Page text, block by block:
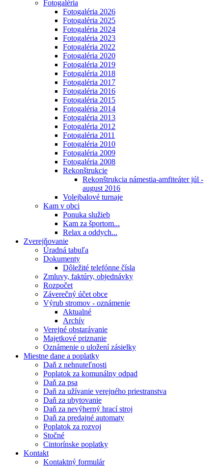
Fotogaléria
Fotogaléria 2026
Fotogaléria 2025
Fotogaléria 2024
Fotogaléria 2023
Fotogaléria 2022
Fotogaléria 2020
Fotogaléria 2019
Fotogaléria 2018
Fotogaléria 2017
Fotogaléria 2016
Fotogaléria 2015
Fotogaléria 2014
Fotogaléria 2013
Fotogaléria 2012
Fotogaléria 2011
Fotogaléria 2010
Fotogaléria 2009
Fotogaléria 2008
Rekonštrukcie
Rekonštrukcia námestia-amfiteáter júl -
august 2016
Volejbalové turnaje
Kam v obci
Ponuka služieb
Kam za športom...
Relax a oddych...
Zverejňovanie
Úradná tabuľa
Dokumenty
Dôležité telefónne čísla
Zmluvy, faktúry, objednávky
Rozpočet
Záverečný účet obce
Výrub stromov - oznámenie
Aktualné
Archív
Verejné obstarávanie
Majetkové priznanie
Oznámenie o uložení zásielky
Miestne dane a poplatky
Daň z nehnuteľnosti
Poplatok za komunálny odpad
Daň za psa
Daň za užívanie verejného priestranstva
Daň za ubytovanie
Daň za nevýherný hrací stroj
Daň za predajné automaty
Poplatok za rozvoj
Stočné
Cintorínske poplatky
Kontakt
Kontaktný formulár